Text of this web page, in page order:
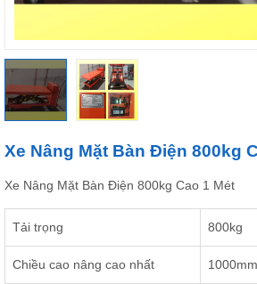
Xe Nâng Mặt Bàn Điện 800kg
Xe Nâng Mặt Bàn Điện 800kg Cao 1 Mét
Tải trọng 800kg
Chiều cao nâng cao nhất 1000mm